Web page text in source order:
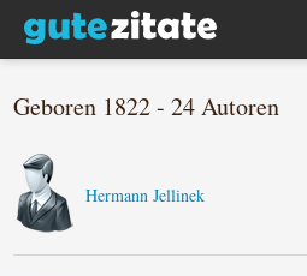
Geboren 1822 - 24 Autoren
Hermann Jellinek